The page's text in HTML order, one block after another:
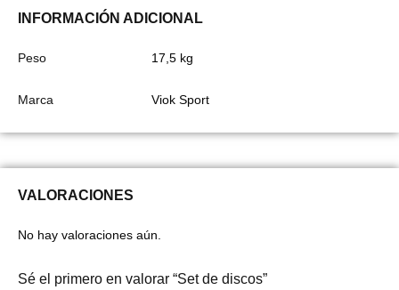
INFORMACIÓN ADICIONAL
Peso 17,5 kg
Marca Viok Sport
VALORACIONES
No hay valoraciones aún.
Sé el primero en valorar “Set de discos”